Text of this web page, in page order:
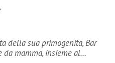
della sua primogenita, Bar
da mamma, insieme al…